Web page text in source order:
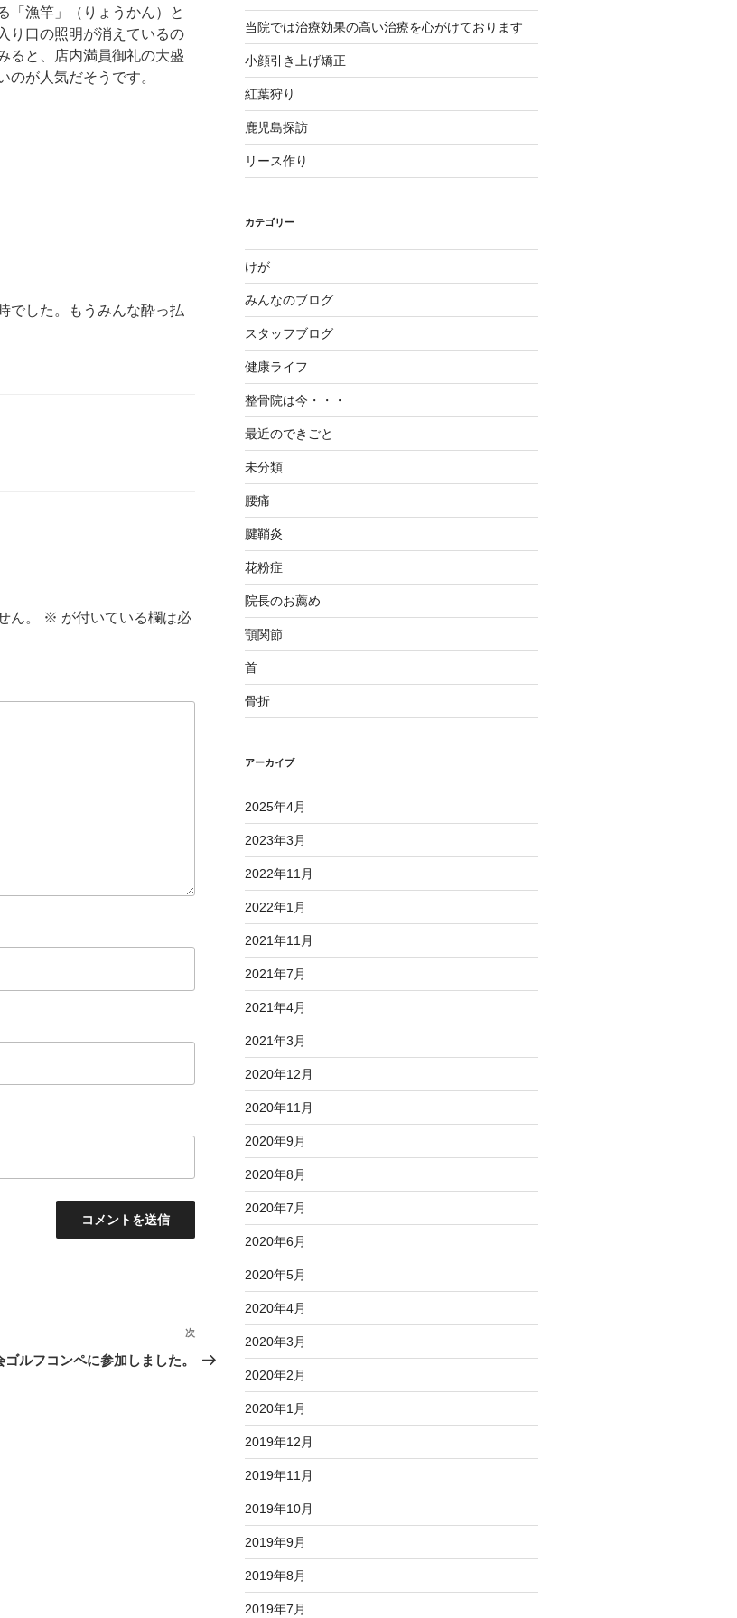
「漁竿」（りょうかん）と
り口の照明が消えているの
ると、店内満員御礼の大盛
のが人気だそうです。
でした。もうみんな酔っ払
ん。 ※ が付いている欄は必
次
の
次
ゴルフコンペに参加しました。
当院では治療効果の高い治療を心がけております
小顔引き上げ矯正
紅葉狩り
鹿児島探訪
リース作り
カテゴリー
けが
みんなのブログ
スタッフブログ
健康ライフ
整骨院は今・・・
最近のできごと
未分類
腰痛
腱鞘炎
花粉症
院長のお薦め
顎関節
首
骨折
アーカイブ
2025年4月
2023年3月
2022年11月
2022年1月
2021年11月
2021年7月
2021年4月
2021年3月
2020年12月
2020年11月
2020年9月
2020年8月
2020年7月
2020年6月
2020年5月
2020年4月
2020年3月
2020年2月
2020年1月
2019年12月
2019年11月
2019年10月
2019年9月
2019年8月
2019年7月